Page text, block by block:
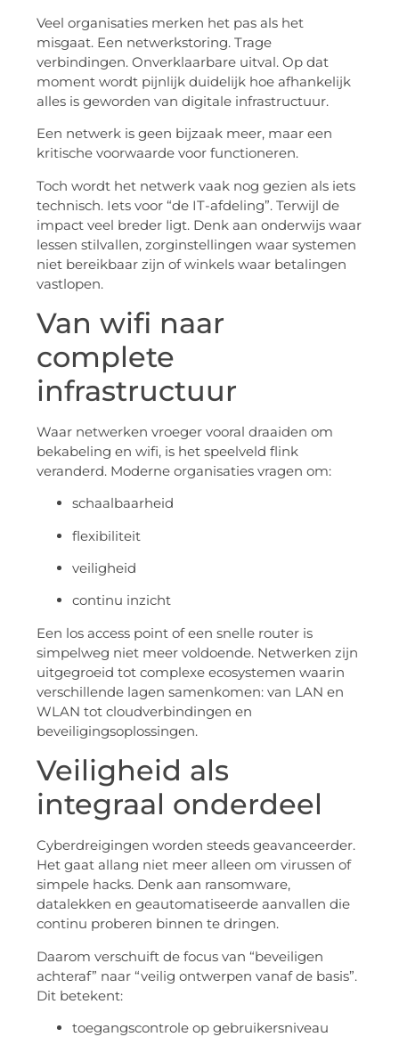
Veel organisaties merken het pas als het
misgaat. Een netwerkstoring. Trage
verbindingen. Onverklaarbare uitval. Op dat
moment wordt pijnlijk duidelijk hoe afhankelijk
alles is geworden van digitale infrastructuur.
Een netwerk is geen bijzaak meer, maar een
kritische voorwaarde voor functioneren.
Toch wordt het netwerk vaak nog gezien als iets
technisch. Iets voor “de IT-afdeling”. Terwijl de
impact veel breder ligt. Denk aan onderwijs waar
lessen stilvallen, zorginstellingen waar systemen
niet bereikbaar zijn of winkels waar betalingen
vastlopen.
Van wifi naar
complete
infrastructuur
Waar netwerken vroeger vooral draaiden om
bekabeling en wifi, is het speelveld flink
veranderd. Moderne organisaties vragen om:
schaalbaarheid
flexibiliteit
veiligheid
continu inzicht
Een los access point of een snelle router is
simpelweg niet meer voldoende. Netwerken zijn
uitgegroeid tot complexe ecosystemen waarin
verschillende lagen samenkomen: van LAN en
WLAN tot cloudverbindingen en
beveiligingsoplossingen.
Veiligheid als
integraal onderdeel
Cyberdreigingen worden steeds geavanceerder.
Het gaat allang niet meer alleen om virussen of
simpele hacks. Denk aan ransomware,
datalekken en geautomatiseerde aanvallen die
continu proberen binnen te dringen.
Daarom verschuift de focus van “beveiligen
achteraf” naar “veilig ontwerpen vanaf de basis”.
Dit betekent:
toegangscontrole op gebruikersniveau